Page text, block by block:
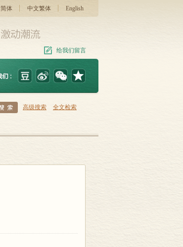
体 中文繁体 English
给我们留言
高级搜索 全文检索